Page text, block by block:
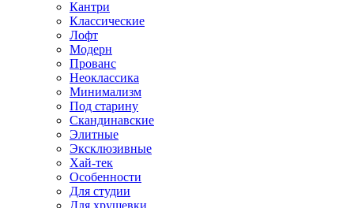
Кантри
Классические
Лофт
Модерн
Прованс
Неоклассика
Минимализм
Под старину
Скандинавские
Элитные
Эксклюзивные
Хай-тек
Особенности
Для студии
Для хрущевки